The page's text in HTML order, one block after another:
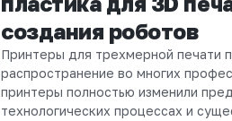
создания роботов
Принтеры для трехмерной печати
распространение во многих
принтеры полностью изменили
технологических процессах и